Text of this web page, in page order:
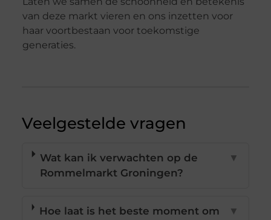
van deze markt vieren en ons inzetten voor
haar voortbestaan voor toekomstige
generaties.
Veelgestelde vragen
Wat kan ik verwachten op de
Rommelmarkt Groningen?
▼
Hoe laat is het beste moment om ▼